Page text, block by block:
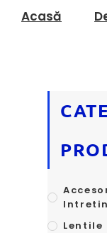
Acasă
Lentile